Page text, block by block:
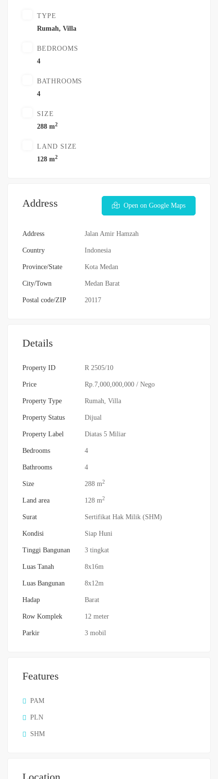
TYPE
Rumah, Villa
BEDROOMS
4
BATHROOMS
4
SIZE
288 m2
LAND SIZE
128 m2
Address Open on Google Maps
Address Jalan Amir Hamzah
Country Indonesia
Province/State Kota Medan
City/Town Medan Barat
Postal code/ZIP 20117
Details
Property ID R 2505/10
Price Rp.7,000,000,000 / Nego
Property Type Rumah Villa
Property Status Dijual
Property Label Diatas 5 Miliar
Bedrooms 4
Bathrooms 4
Size 288 m2
Land area 128 m2
Surat Sertifikat Hak Milik (SHM)
Kondisi Siap Huni
Tinggi Bangunan 3 tingkat
Luas Tanah 8x16m
Luas Bangunan 8x12m
Hadap Barat
Row Komplek 12 meter
Parkir 3 mobil
Features
PAM
PLN
SHM